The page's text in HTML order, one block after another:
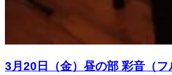
3月20日（金）昼の部 彩音（